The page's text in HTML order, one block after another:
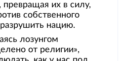
превращая их в силу,
собственного
нацию.
лозунгом
от религии»,